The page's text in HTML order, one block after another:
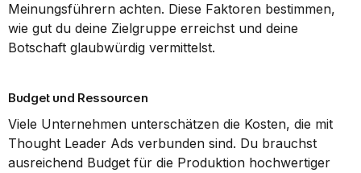
Meinungsführern achten. Diese Faktoren bestimmen,
wie gut du deine Zielgruppe erreichst und deine
Botschaft glaubwürdig vermittelst.
Budget und Ressourcen
Viele Unternehmen unterschätzen die Kosten, die mit
Thought Leader Ads verbunden sind. Du brauchst
ausreichend Budget für die Produktion hochwertiger